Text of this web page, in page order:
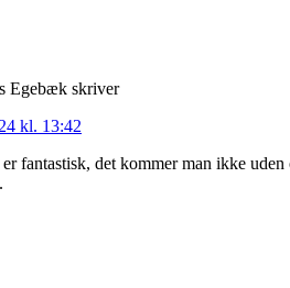
Egebæk skriver
kl. 13:42
fantastisk, det kommer man ikke